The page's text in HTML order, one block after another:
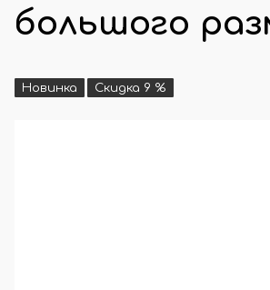
большого
Новинка Скидка 9 %